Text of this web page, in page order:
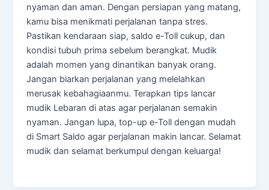
nyaman dan aman. Dengan persiapan yang matang,
kamu bisa menikmati perjalanan tanpa stres.
Pastikan kendaraan siap, saldo e-Toll cukup, dan
kondisi tubuh prima sebelum berangkat. Mudik
adalah momen yang dinantikan banyak orang.
Jangan biarkan perjalanan yang melelahkan
merusak kebahagiaanmu. Terapkan tips lancar
mudik Lebaran di atas agar perjalanan semakin
nyaman. Jangan lupa, top-up e-Toll dengan mudah
di Smart Saldo agar perjalanan makin lancar. Selamat
mudik dan selamat berkumpul dengan keluarga!